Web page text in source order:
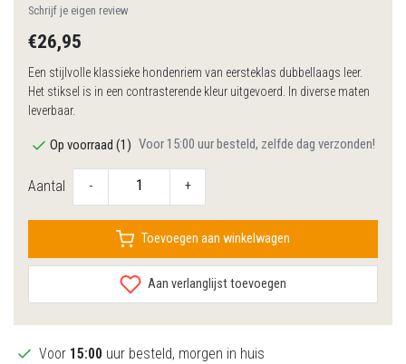
Schrijf je eigen review
€26,95
Een stijlvolle klassieke hondenriem van eersteklas dubbellaags leer.
Het stiksel is in een contrasterende kleur uitgevoerd. In diverse maten
leverbaar.
Op voorraad (1) Voor 15:00 uur besteld, zelfde dag verzonden!
Aantal - +
Toevoegen aan winkelwagen
Aan verlanglijst toevoegen
Voor 15:00 uur besteld, morgen in huis